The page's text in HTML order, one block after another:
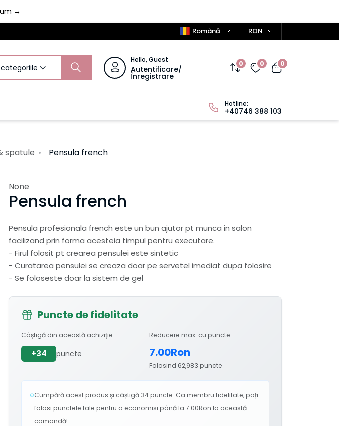
→
Română RON
Hello, Guest
Autentificare/
Înregistrare
0 0 0
Hotline:
+40746 388 103
spatule Pensula french
None
Pensula french
Pensula profesionala french este un bun ajutor pt munca in salon
facilizand prin forma acesteia timpul pentru executare.
- Firul folosit pt crearea pensulei este sintetic
- Curatarea pensulei se creaza doar pe servetel imediat dupa folosire
- Se foloseste doar la sistem de gel
Puncte de fidelitate
Câștigă din această achiziție
+34 puncte
Reducere max. cu puncte
7.00Ron
Folosind 62,983 puncte
Cumpără acest produs și câștigă 34 puncte. Ca membru fidelitate, poți
folosi punctele tale pentru a economisi până la 7.00Ron la această
comandă!